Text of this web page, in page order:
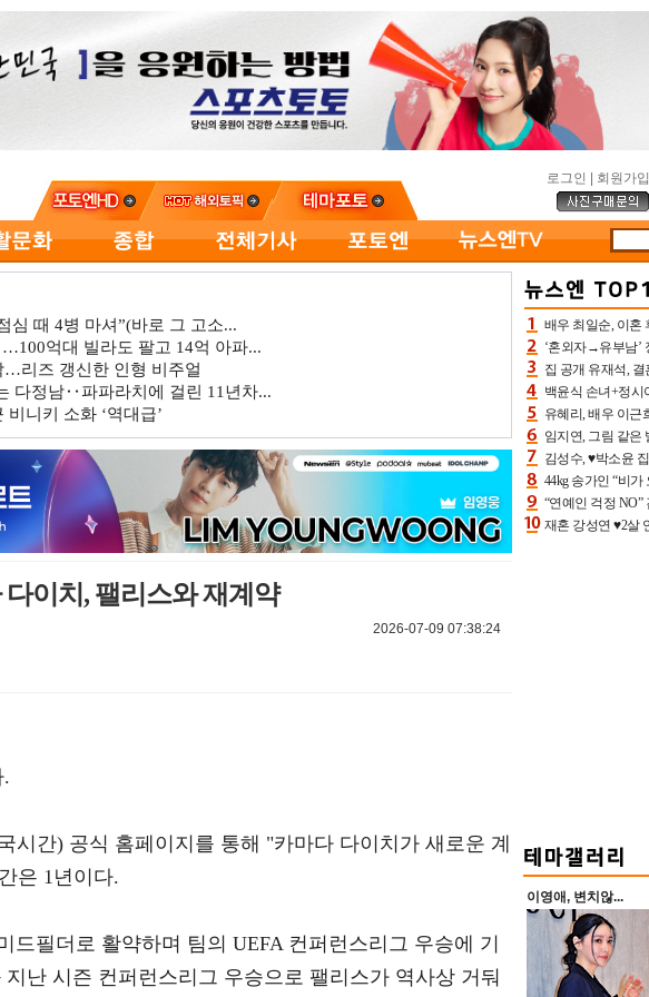
로그인 회원가입
심 때 4병 마셔”(바로 그 고소...
억대 빌라도 팔고 14억 아파...
…리즈 갱신한 인형 비주얼
다정남‥파파라치에 걸린 11년차...
니키 소화 ‘역대급’
다이치, 팰리스와 재계약
2026-07-09 07:38:24
시간) 공식 홈페이지를 통해 "카마다 다이치가 새로운 계
은 1년이다.
필더로 활약하며 팀의 UEFA 컨퍼런스리그 우승에 기
지난 시즌 컨퍼런스리그 우승으로 팰리스가 역사상 거둬
이영애, 변치않...